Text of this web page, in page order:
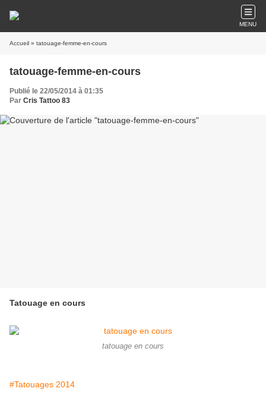
MENU
Accueil » tatouage-femme-en-cours
tatouage-femme-en-cours
Publié le 22/05/2014 à 01:35
Par Cris Tattoo 83
Tatouage en cours
tatouage en cours
#Tatouages 2014